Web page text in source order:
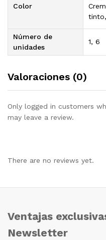
Color
Número de
unidades
1, 6
Valoraciones (0)
Only logged in customers
may leave a review.
There are no reviews yet.
Ventajas
Newsletter